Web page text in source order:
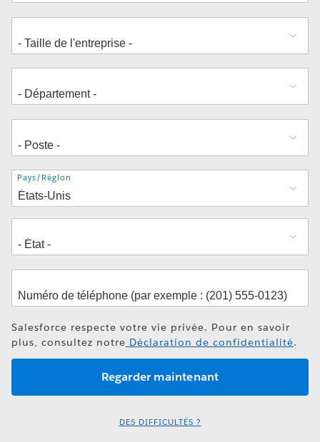
Adresse
Pays/Région
Salesforce respecte votre vie privée. Pour en savoir
plus, consultez notre Déclaration de confidentialité.
DES DIFFICULTÉS ?